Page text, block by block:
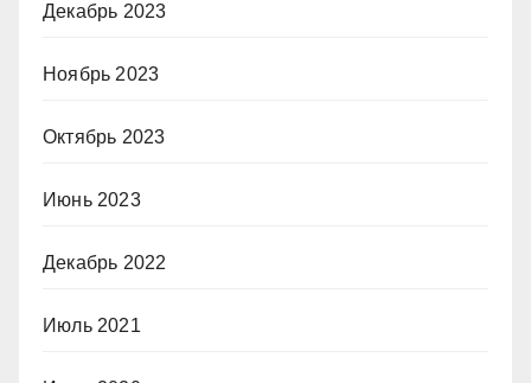
Декабрь 2023
Ноябрь 2023
Октябрь 2023
Июнь 2023
Декабрь 2022
Июль 2021